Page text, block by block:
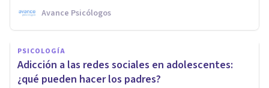
Avance Psicólogos
PSICOLOGÍA
Adicción a las redes sociales en adolescentes:
¿qué pueden hacer los padres?